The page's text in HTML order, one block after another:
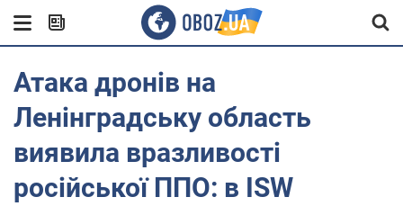
Атака дронів на
Ленінградську область
виявила вразливості
російської ППО: в ISW